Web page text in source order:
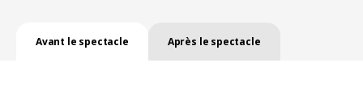
Avant le spectacle Après le spectacle